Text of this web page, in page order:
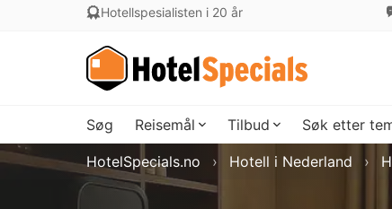
Hotellspesialisten i 20 år
Søg Reisemål Tilbud Søk etter
HotelSpecials.no Hotell i Nederland